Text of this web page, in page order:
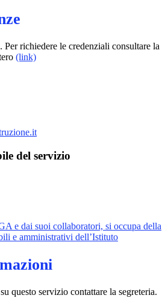
Per richiedere le credenziali consultare la
(link)
del servizio
e dai suoi collaboratori, si occupa della
e amministrativi dell’Istituto
questo servizio contattare la segreteria.